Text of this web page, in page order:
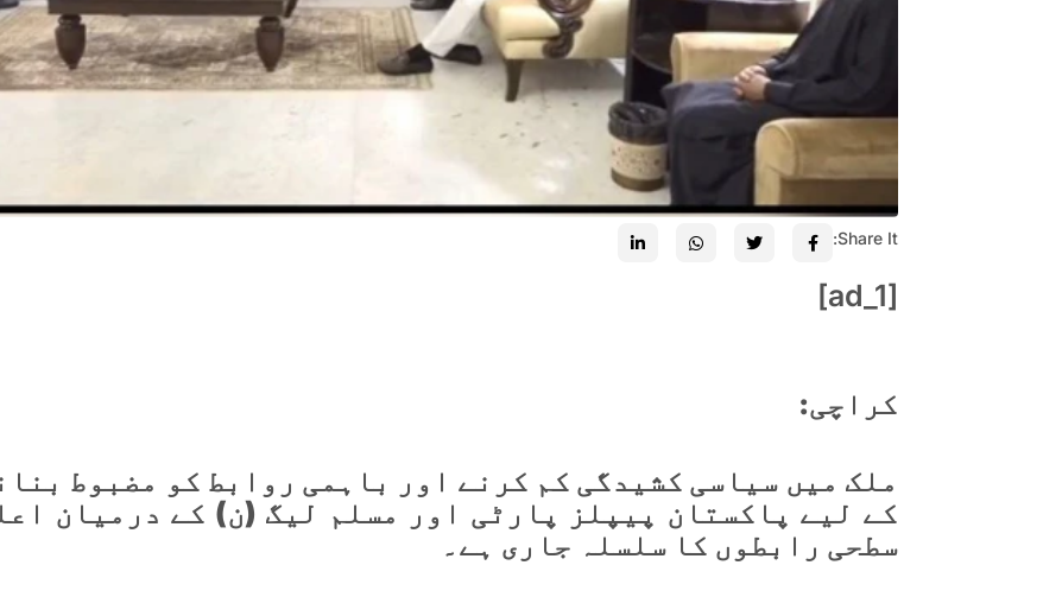
Share It:
[ad_1]
کراچی:
ملک میں سیاسی کشیدگی کم کرنے اور باہمی روابط کو مضبوط
کے لیے پاکستان پیپلز پارٹی اور مسلم لیگ (ن) کے درمیان
سطحی رابطوں کا سلسلہ جاری ہے۔